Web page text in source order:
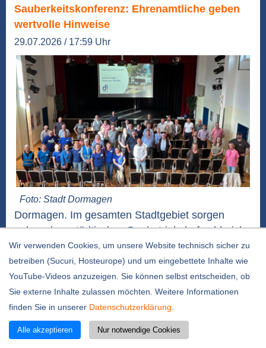
Wir verwenden Cookies, um unsere Website technisch sicher zu
betreiben (Sucuri, Hosteurope) und um eingebettete Inhalte wie
YouTube-Videos anzuzeigen. Sie können selbst entscheiden, ob
Sie externe Inhalte zulassen möchten. Weitere Informationen
finden Sie in unserer Datenschutzerklärung
Alle akzeptieren Nur notwendige Cookies
Sauberkeitskonferenz: Ehrenamtliche geben
wertvolle Hinweise
29.07.2026 / 17:59 Uhr
Foto: Stadt Dormagen
Dormagen. Im gesamten Stadtgebiet sorgen
neben dem städtischen Baubetriebshof zahlreiche
Flächenpaten dafür, dass Dormagen eine saubere
Stadt ist und bleibt. Unterstützt werden sie von
der Gruppe „Rhein clean up“. Und einmal jährlich
sammeln mehr als 5000 Freiwillige beim
„Frühjahrsputz“ einen Vormittag den Müll im
gesamten Stadtgebiet....weiterlesen